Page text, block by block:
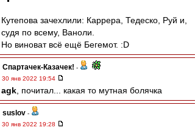
Кутепова зачехлили: Каррера, Тедеско, Руй и,
судя по всему, Ваноли.
Но виноват всё ещё Бегемот. :D
Спартачек-Казачек! -
30 янв 2022 19:54
agk , почитал... какая то мутная болячка
suslov -
30 янв 2022 19:28